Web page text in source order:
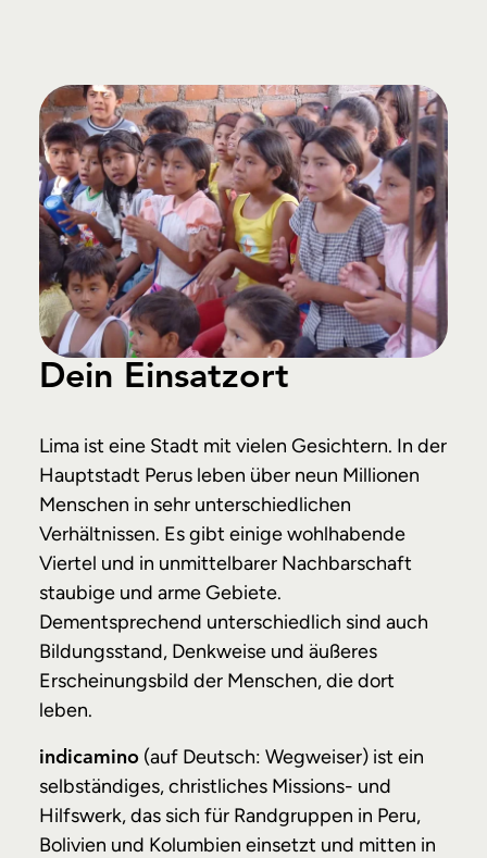
Dein Einsatzort
Lima ist eine Stadt mit vielen Gesichtern. In der
Hauptstadt Perus leben über neun Millionen
Menschen in sehr unterschiedlichen
Verhältnissen. Es gibt einige wohlhabende
Viertel und in unmittelbarer Nachbarschaft
staubige und arme Gebiete.
Dementsprechend unterschiedlich sind auch
Bildungsstand, Denkweise und äußeres
Erscheinungsbild der Menschen, die dort
leben.
indicamino (auf Deutsch: Wegweiser) ist ein
selbständiges, christliches Missions- und
Hilfswerk, das sich für Randgruppen in Peru,
Bolivien und Kolumbien einsetzt und mitten in